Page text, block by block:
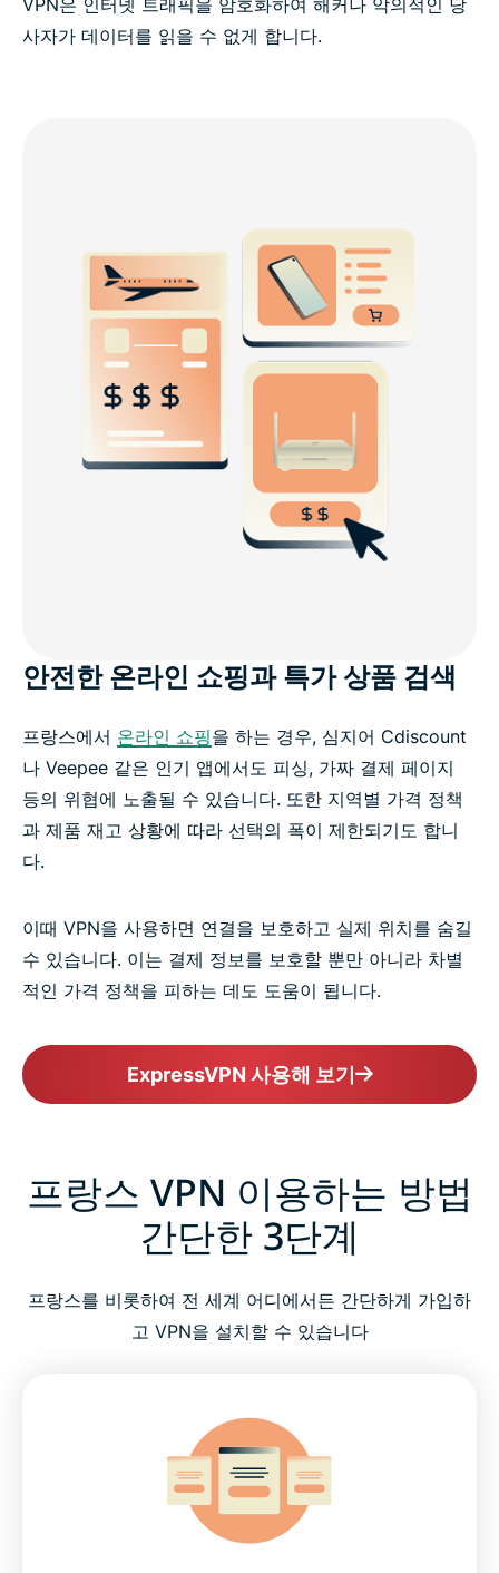
사자가 데이터를 읽을 수 없게 합니다.
안전한 온라인 쇼핑과 특가 상품 검색
프랑스에서 온라인 쇼핑을 하는 경우, 심지어 Cdiscount
나 Veepee 같은 인기 앱에서도 피싱, 가짜 결제 페이지
등의 위협에 노출될 수 있습니다. 또한 지역별 가격 정책
과 제품 재고 상황에 따라 선택의 폭이 제한되기도 합니
다.
이때 VPN을 사용하면 연결을 보호하고 실제 위치를 숨길
수 있습니다. 이는 결제 정보를 보호할 뿐만 아니라 차별
적인 가격 정책을 피하는 데도 도움이 됩니다.
ExpressVPN 사용해 보기
프랑스 VPN 이용하는 방법
간단한 3단계
프랑스를 비롯하여 전 세계 어디에서든 간단하게 가입하
고 VPN을 설치할 수 있습니다